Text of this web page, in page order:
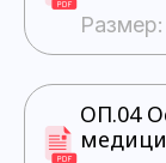
ОП.04